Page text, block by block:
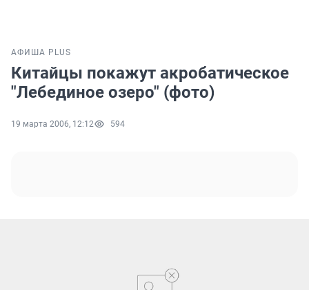
АФИША PLUS
Китайцы покажут акробатическое
"Лебединое озеро" (фото)
19 марта 2006, 12:12 594